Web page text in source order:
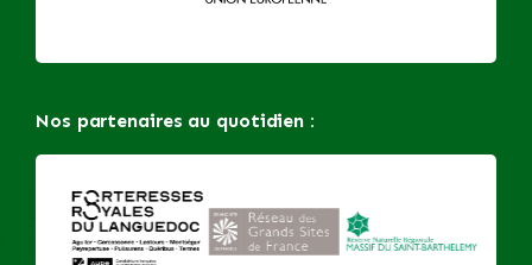
Nos partenaires au quotidien :